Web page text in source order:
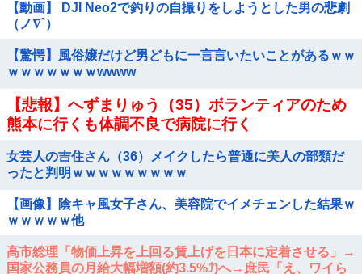
【動画】 DJI Neo2で釣りの自撮りをしようとした男の悲劇
（ノ∇`）
【驚愕】風俗嬢だけど男どもに一言言いたいことがあるｗｗ
ｗｗｗｗｗｗｗwwww
【悲報】へずまりゅう（35）ボランティアのため
熊本に行くも体調不良で病院に行く
女芸人の吉住さん（36）メイクしたら普通に美人の部類だ
ったと判明ｗｗｗｗｗｗｗｗｗ
【画像】陰キャ風女子さん、美容院でイメチェンした結果ｗ
ｗｗｗｗｗ他
高市総理「物価上昇を上回る賃上げを日本に定着させる」→
国家公務員の月給大幅増額(約3.5%⤴)へ→庶民「え、ワイら